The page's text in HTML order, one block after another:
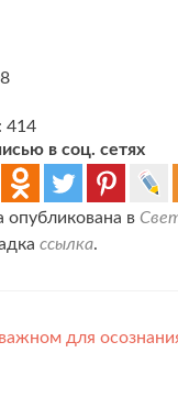
414
в соц. сетях
опубликована в
ссылка.
для